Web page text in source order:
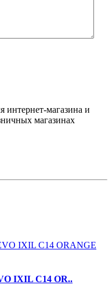
интернет-магазина и
магазинах
IXIL C14 OR..